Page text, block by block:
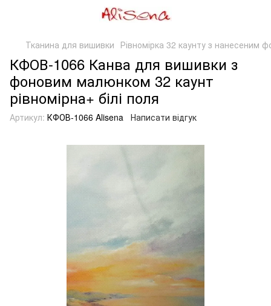
Тканина для вишивки Рівномірка 32 каунту з нанесеним
КФОВ-1066 Канва для вишивки з
фоновим малюнком 32 каунт
рівномірна+ білі поля
Артикул: КФОВ-1066 Alisena Написати відгук